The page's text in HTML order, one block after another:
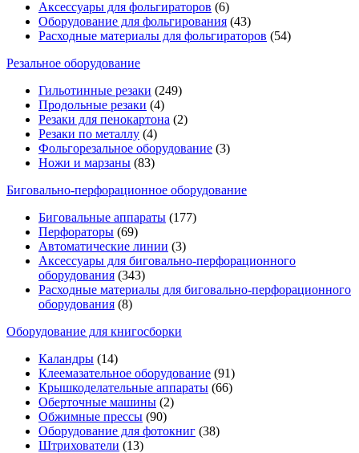
Аксессуары для фольгираторов (6)
Оборудование для фольгирования (43)
Расходные материалы для фольгираторов (54)
Резальное оборудование
Гильотинные резаки (249)
Продольные резаки (4)
Резаки для пенокартона (2)
Резаки по металлу (4)
Фольгорезальное оборудование (3)
Ножи и марзаны (83)
Биговально-перфорационное оборудование
Биговальные аппараты (177)
Перфораторы (69)
Автоматические линии (3)
Аксессуары для биговально-перфорационного
оборудования (343)
Расходные материалы для биговально-перфорационного
оборудования (8)
Оборудование для книгосборки
Каландры (14)
Клеемазательное оборудование (91)
Крышкоделательные аппараты (66)
Оберточные машины (2)
Обжимные прессы (90)
Оборудование для фотокниг (38)
Штрихователи (13)